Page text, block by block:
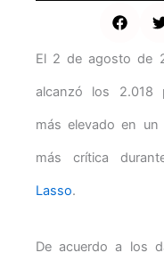
El 2 de agosto de
alcanzó los 2.018
más elevado en
más crítica
Lasso.
De acuerdo a los